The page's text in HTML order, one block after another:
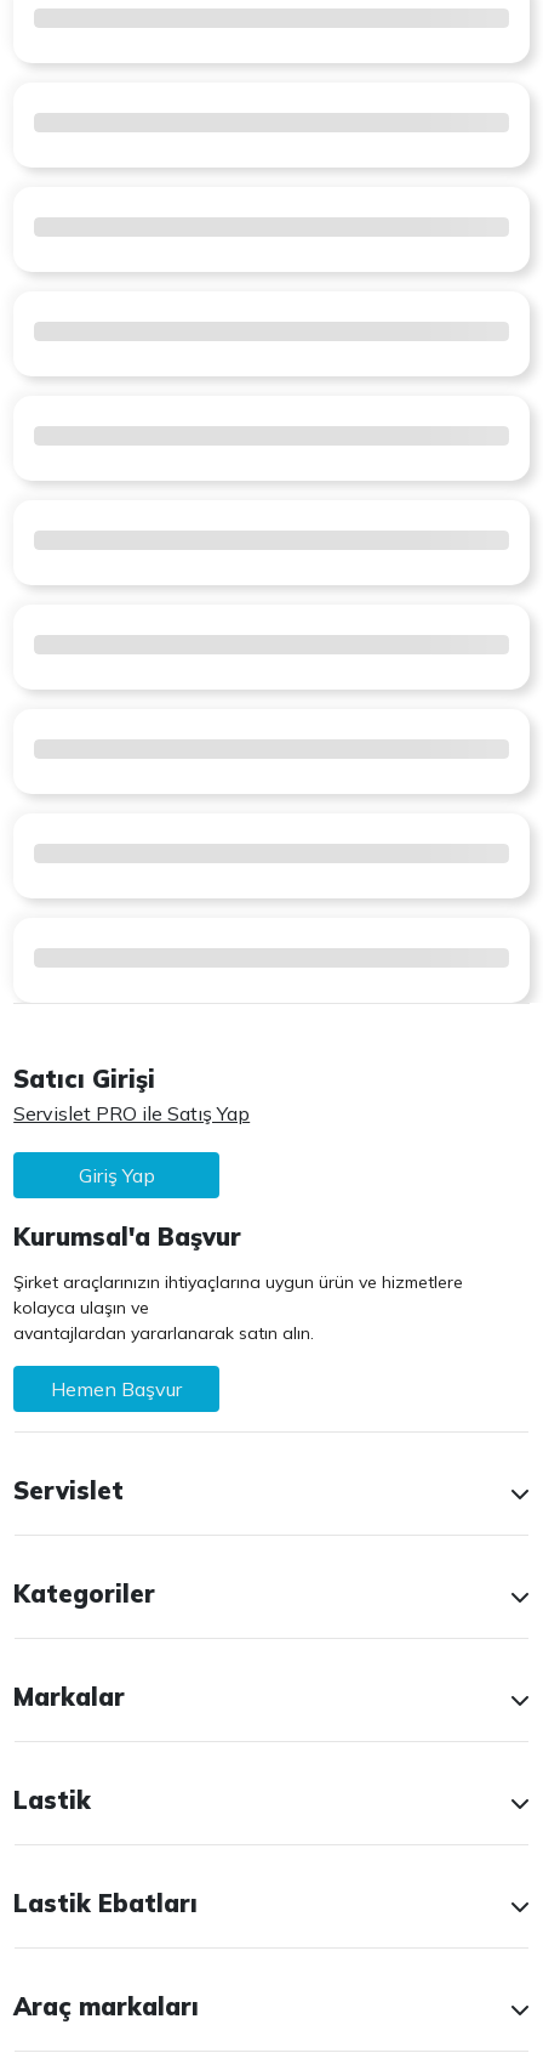
Satıcı Girişi
Servislet PRO ile Satış Yap
Giriş Yap
Kurumsal'a Başvur
Şirket araçlarınızın ihtiyaçlarına uygun ürün ve hizmetlere
kolayca ulaşın ve
avantajlardan yararlanarak satın alın.
Hemen Başvur
Servislet
Kategoriler
Markalar
Lastik
Lastik Ebatları
Araç markaları